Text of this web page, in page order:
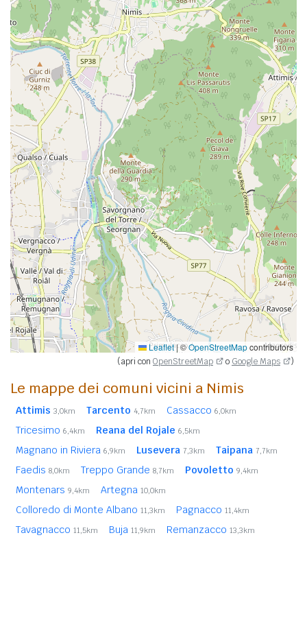
Leaflet |©OpenStreetMapcontributors
(apri con OpenStreetMap o Google Maps )
Le mappe dei comuni vicini a Nimis
Attimis 3,0km Tarcento 4,7km Cassacco 6,0km
Tricesimo 6,4km Reana del Rojale 6,5km
Magnano in Riviera 6,9km Lusevera 7,3km Taipana 7,7km
Faedis 8,0km Treppo Grande 8,7km Povoletto 9,4km
Montenars 9,4km Artegna 10,0km
Colloredo di Monte Albano 11,3km Pagnacco 11,4km
Tavagnacco 11,5km Buja 11,9km Remanzacco 13,3km